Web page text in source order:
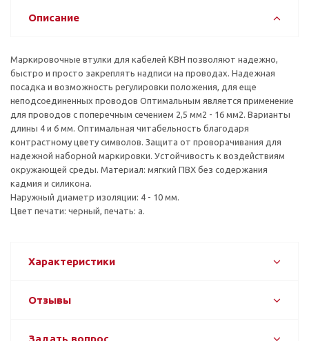
Описание
Маркировочные втулки для кабелей KBH позволяют надежно,
быстро и просто закреплять надписи на проводах. Надежная
посадка и возможность регулировки положения, для еще
неподсоединенных проводов Оптимальным является применение
для проводов с поперечным сечением 2,5 мм2 - 16 мм2. Варианты
длины 4 и 6 мм. Оптимальная читабельность благодаря
контрастному цвету символов. Защита от проворачивания для
надежной наборной маркировки. Устойчивость к воздействиям
окружающей среды. Материал: мягкий ПВХ без содержания
кадмия и силикона.
Наружный диаметр изоляции: 4 - 10 мм.
Цвет печати: черный, печать: a.
Характеристики
Отзывы